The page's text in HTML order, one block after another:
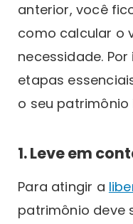
anterior, você
como calcular o
necessidade.
etapas
o seu patrimônio
1. Leve em
Para atingir a
patrimônio deve